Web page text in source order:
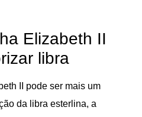
Elizabeth II
libra
II pode ser mais um
da libra esterlina, a